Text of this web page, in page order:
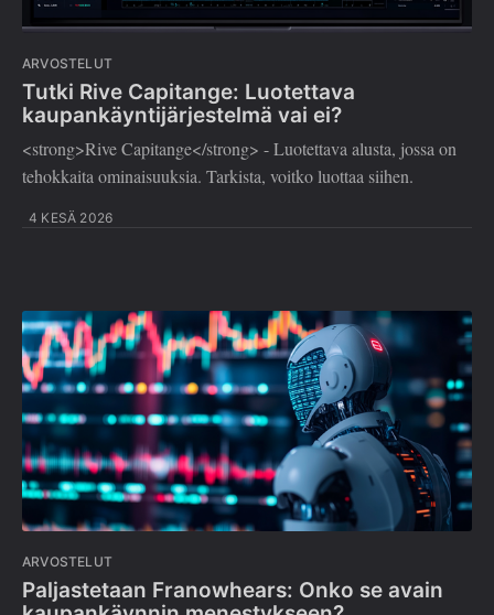
ARVOSTELUT
Tutki Rive Capitange: Luotettava
kaupankäyntijärjestelmä vai ei?
<strong>Rive Capitange</strong> - Luotettava alusta, jossa on
tehokkaita ominaisuuksia. Tarkista, voitko luottaa siihen.
4 KESÄ 2026
ARVOSTELUT
Paljastetaan Franowhears: Onko se avain